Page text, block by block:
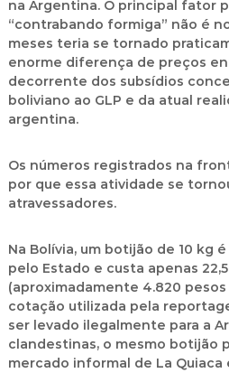
na Argentina. O principal fator
“contrabando formiga” não é
meses teria se tornado
enorme diferença de preços
decorrente dos subsídios
boliviano ao GLP e da atual
argentina.
Os números registrados na
por que essa atividade se
atravessadores.
Na Bolívia, um botijão de 10 kg
pelo Estado e custa apenas
(aproximadamente 4.820
cotação utilizada pela
ser levado ilegalmente para a
clandestinas, o mesmo botijão
mercado informal de La